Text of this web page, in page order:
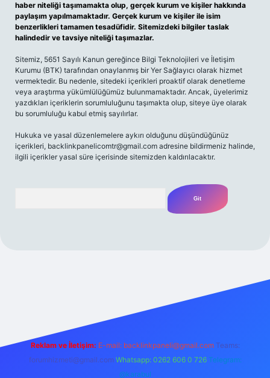
haber niteliği taşımamakta olup, gerçek kurum ve kişiler hakkında
paylaşım yapılmamaktadır. Gerçek kurum ve kişiler ile isim
benzerlikleri tamamen tesadüfidir. Sitemizdeki bilgiler taslak
halindedir ve tavsiye niteliği taşımazlar.
Sitemiz, 5651 Sayılı Kanun gereğince Bilgi Teknolojileri ve İletişim
Kurumu (BTK) tarafından onaylanmış bir Yer Sağlayıcı olarak hizmet
vermektedir. Bu nedenle, sitedeki içerikleri proaktif olarak denetleme
veya araştırma yükümlülüğümüz bulunmamaktadır. Ancak, üyelerimiz
yazdıkları içeriklerin sorumluluğunu taşımakta olup, siteye üye olarak
bu sorumluluğu kabul etmiş sayılırlar.
Hukuka ve yasal düzenlemelere aykırı olduğunu düşündüğünüz
içerikleri, backlinkpanelicomtr@gmail.com adresine bildirmeniz halinde,
ilgili içerikler yasal süre içerisinde sitemizden kaldırılacaktır.
Reklam ve İletişim: E-mail: backlinkpaneli@gmail.com Teams:
forumhizmeti@gmail.com Whatsapp: 0262 606 0 726 Telegram:
@karabul